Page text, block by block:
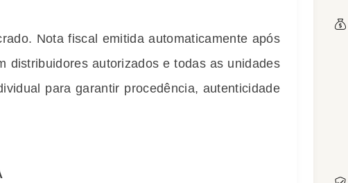
Nota fiscal emitida automaticamente após
distribuidores autorizados e todas as unidades
para garantir procedência, autenticidade